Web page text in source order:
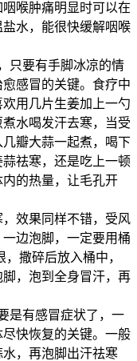
喉肿痛明显时可以在
水，能很快缓解咽喉
只要有手脚冰凉的情
感冒的关键。食疗中
用几片生姜加上一勺
水喝发汗去寒，当受
瓣大蒜一起煮，喝下
祛寒，还是吃上一顿
的热量，让毛孔开
效果同样不错，受风
边泡脚，一定要用桶
撒碎后放入桶中，
，泡到全身冒汗，再
是有感冒症状了，一
快恢复的关键。一般
，再泡脚出汗祛寒